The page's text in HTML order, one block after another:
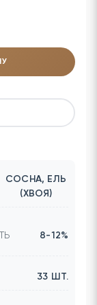
СОСНА, ЕЛЬ
(ХВОЯ)
8-12%
33 ШТ.